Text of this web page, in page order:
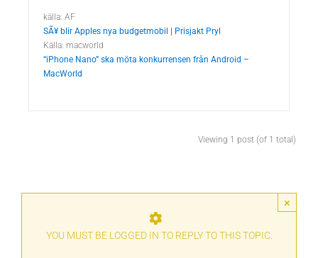
källa: AF
SÃ¥ blir Apples nya budgetmobil | Prisjakt Pryl
Källa: macworld
“iPhone Nano” ska möta konkurrensen från Android –
MacWorld
Viewing 1 post (of 1 total)
×
YOU MUST BE LOGGED IN TO REPLY TO THIS TOPIC.